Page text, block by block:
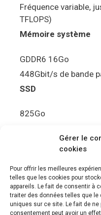
Gérer le
cookies
Pour offrir les meilleures
telles que les cookies pour
appareils. Le fait de consentir à
traiter des données telles que le
uniques sur ce site. Le fait de
consentement peut avoir un
Fréquence variable,
TFLOPS)
Mémoire système
GDDR6 16Go
448Gbit/s de bande
SSD
825Go
5.5Gbit/s de bande
Disque de jeu PS5
Ultra HD Blu-ray™,
Sortie vidéo
Compatibilité avec